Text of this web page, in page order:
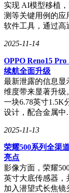
实现 AI模型移植
测等关键用例的应
软件工具，通过
2025-11-14
OPPO Reno15
续航全面升级
最新泄露的信息显
维度带来显著升级
一块6.78英寸1.5K
设计，配合金属
2025-11-13
荣耀500系列全渠
亮点
影像方面，荣耀
英寸大底传感器，
加入潜望式长焦